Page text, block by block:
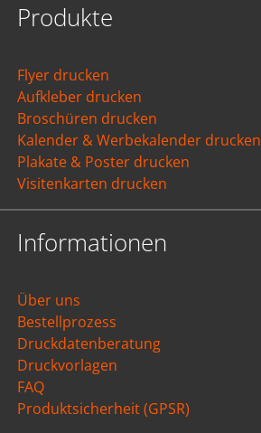
Produkte
Flyer drucken
Aufkleber drucken
Broschüren drucken
Kalender & Werbekalender drucken
Plakate & Poster drucken
Visitenkarten drucken
Informationen
Über uns
Bestellprozess
Druckdatenberatung
Druckvorlagen
FAQ
Produktsicherheit (GPSR)